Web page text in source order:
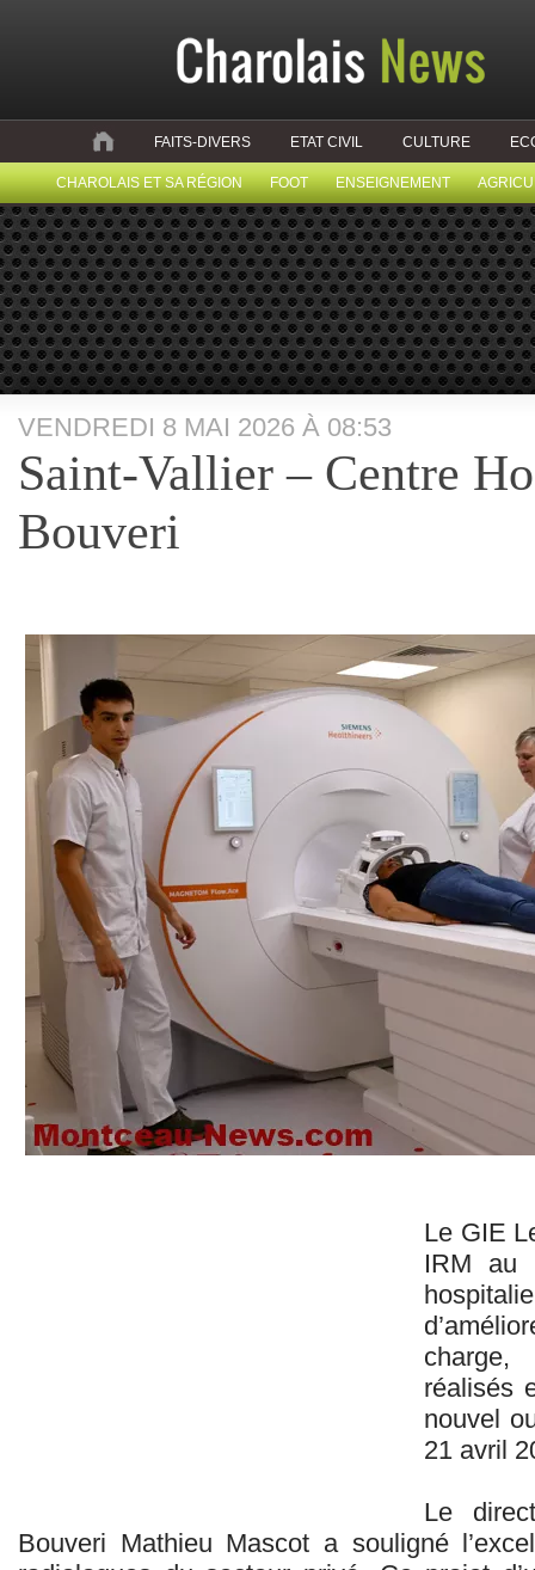
FAITS-DIVERS ETAT CIVIL CULTURE
CHAROLAIS ET SA RÉGION FOOT ENSEIGNEMENT
VENDREDI 8 MAI 2026 À 08:53
Saint-Vallier – Centre
Bouveri
Le GIE
IRM au
réalisés
nouvel
21 avril
Le
Bouveri Mathieu Mascot a souligné